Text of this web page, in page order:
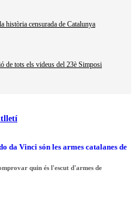
història censurada de Catalunya
de tots els videus del 23è Simposi
da Vinci són les armes catalanes de
quin és l'escut d'armes de